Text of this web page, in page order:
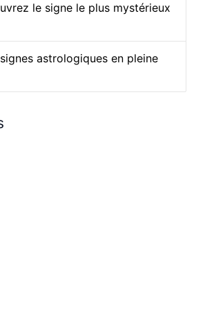
le signe le plus mystérieux
astrologiques en pleine